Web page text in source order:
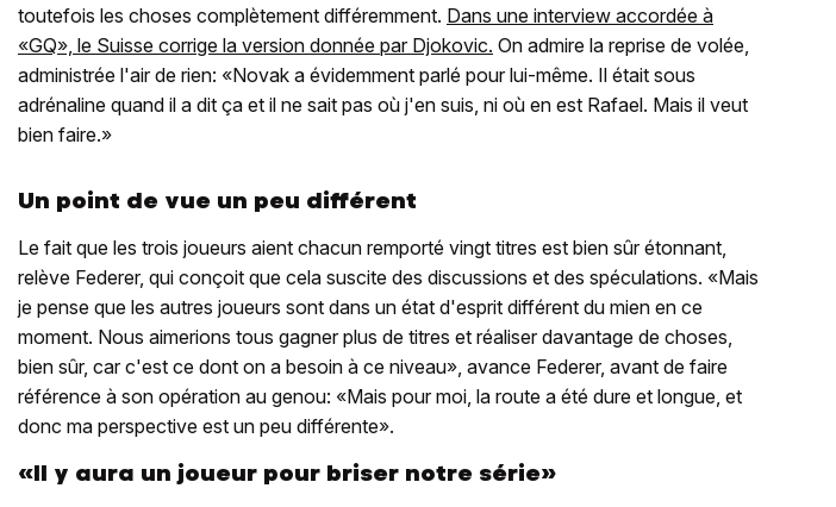
toutefois les choses complètement différemment. Dans une interview accordée à
«GQ», le Suisse corrige la version donnée par Djokovic. On admire la reprise de volée,
administrée l'air de rien: «Novak a évidemment parlé pour lui-même. Il était sous
adrénaline quand il a dit ça et il ne sait pas où j'en suis, ni où en est Rafael. Mais il veut
bien faire.»
Un point de vue un peu différent
Le fait que les trois joueurs aient chacun remporté vingt titres est bien sûr étonnant,
relève Federer, qui conçoit que cela suscite des discussions et des spéculations. «Mais
je pense que les autres joueurs sont dans un état d'esprit différent du mien en ce
moment. Nous aimerions tous gagner plus de titres et réaliser davantage de choses,
bien sûr, car c'est ce dont on a besoin à ce niveau», avance Federer, avant de faire
référence à son opération au genou: «Mais pour moi, la route a été dure et longue, et
donc ma perspective est un peu différente».
«Il y aura un joueur pour briser notre série»